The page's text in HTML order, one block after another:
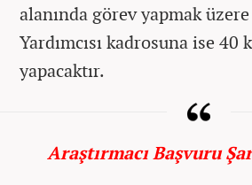
alanında görev yapmak
Yardımcısı kadrosuna ise 40
yapacaktır.
Araştırmacı Başvuru